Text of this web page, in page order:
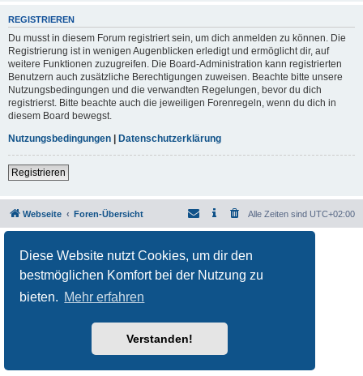
Diese Website nutzt Cookies, um dir den
bestmöglichen Komfort bei der Nutzung zu
bieten. Mehr erfahren
Verstanden!
REGISTRIEREN
Du musst in diesem Forum registriert sein, um dich anmelden zu können. Die
Registrierung ist in wenigen Augenblicken erledigt und ermöglicht dir, auf
weitere Funktionen zuzugreifen. Die Board-Administration kann registrierten
Benutzern auch zusätzliche Berechtigungen zuweisen. Beachte bitte unsere
Nutzungsbedingungen und die verwandten Regelungen, bevor du dich
registrierst. Bitte beachte auch die jeweiligen Forenregeln, wenn du dich in
diesem Board bewegst.
Nutzungsbedingungen
Datenschutzerklärung
Registrieren
Webseite Foren-Übersicht Alle Zeiten sind UTC+02:00
Deutsche Übersetzung durchphpBB.de
Datenschutz|Nutzungsbedingungen